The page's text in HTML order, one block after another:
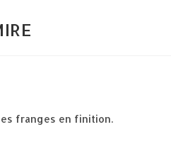
franges en finition.